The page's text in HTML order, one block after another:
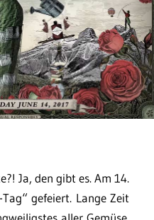
Ja, den gibt es. Am 14.
gefeiert. Lange Zeit